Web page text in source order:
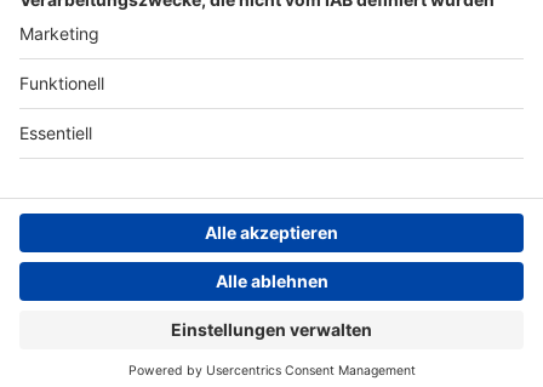
Teilnahmebedingungen
Grounding Page ANTENNE
BAYERN
Datenschutz­erklärung
einstellungen
Persönliche Datenkontrolle
ANTENNE BAYERN Live